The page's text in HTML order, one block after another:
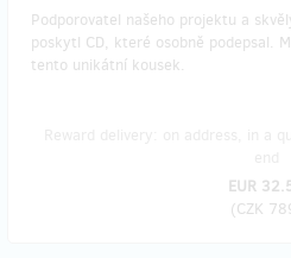
Podporovatel našeho projektu a
poskytl CD, které osobně podepsal.
tento unikátní kousek.
EUR
(CZK